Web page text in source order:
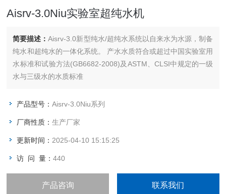
Aisrv-3.0Niu实验室超纯水机
简要描述：Aisrv-3.0新型纯水/超纯水系统以自来水为水源，制备
纯水和超纯水的一体化系统。 产水水质符合或超过中国实验室用
水标准和试验方法(GB6682-2008)及ASTM、CLSI中规定的一级
水与三级水的水质标准
产品型号：Aisrv-3.0Niu系列
厂商性质：生产厂家
更新时间： 2025-04-10 15:15:25
访 问 量：440
产品咨询 联系我们